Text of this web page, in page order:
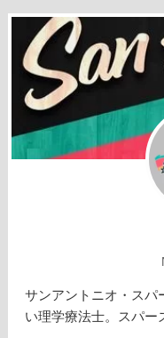
サンアントニオ・スパ
い理学療法士。スパー